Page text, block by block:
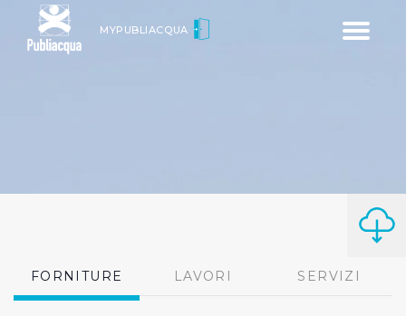
Toggle
MYPUBLIACQUA
FORNITURE LAVORI SERVIZI